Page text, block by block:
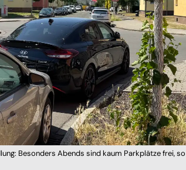
Besonders Abends sind kaum Parkplätze frei,